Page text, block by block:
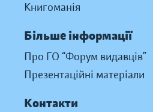
Книгоманія
Більше інформації
Про ГО “Форум видавців”
Презентаційні матеріали
Контакти